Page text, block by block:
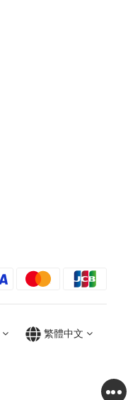
繁體中文